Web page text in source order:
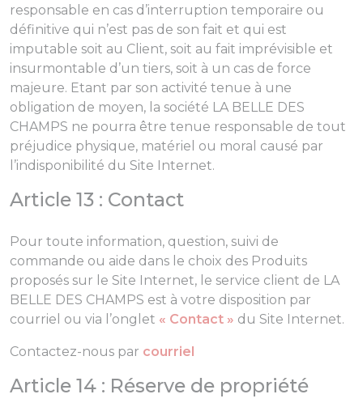
responsable en cas d’interruption temporaire ou
définitive qui n’est pas de son fait et qui est
imputable soit au Client, soit au fait imprévisible et
insurmontable d’un tiers, soit à un cas de force
majeure. Etant par son activité tenue à une
obligation de moyen, la société LA BELLE DES
CHAMPS ne pourra être tenue responsable de tout
préjudice physique, matériel ou moral causé par
l’indisponibilité du Site Internet.
Article 13 : Contact
Pour toute information, question, suivi de
commande ou aide dans le choix des Produits
proposés sur le Site Internet, le service client de LA
BELLE DES CHAMPS est à votre disposition par
courriel ou via l’onglet « Contact » du Site Internet.
Contactez-nous par courriel
Article 14 : Réserve de propriété